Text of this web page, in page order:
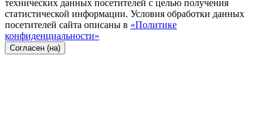
технических данных посетителей с целью получения
статистической информации. Условия обработки данных
посетителей сайта описаны в «Политике
конфиденциальности»
Согласен (на)